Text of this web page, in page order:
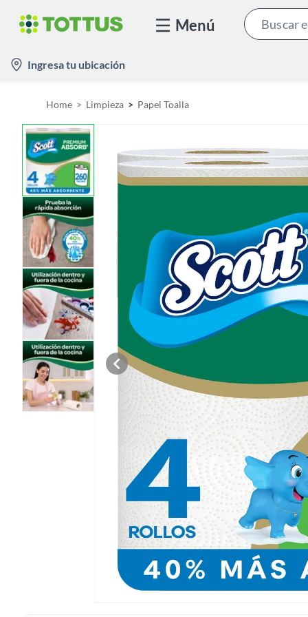
Menú
Ingresa tu ubicación
Home Limpieza Papel Toalla